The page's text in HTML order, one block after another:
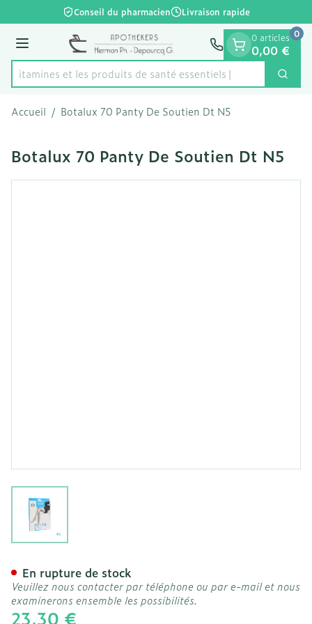
Aller au contenu
1 de 1
Conseil du pharmacien Livraison rapide
Menu
Rechercher
vitamines et les produits de santé essentiels
0 articles
0,00 €
0
Accueil / Botalux 70 Panty De Soutien Dt N5
Botalux 70 Panty De Soutien Dt N5
View larger image
23,30 €
En rupture de stock
Veuillez nous contacter par téléphone ou par e-mail et nous
examinerons ensemble les possibilités.